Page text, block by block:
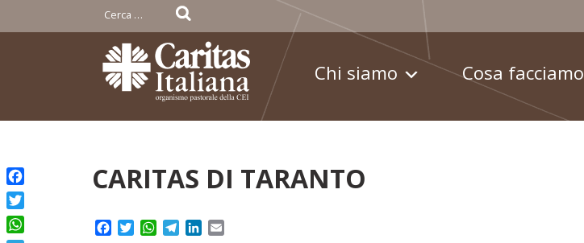
Skip
to
content
Ricerca
per:
Chi siamo Cosa facciamo
CARITAS DI TARANTO
Facebook
TwitterWhatsApp
TelegramLinkedIn
Facebook
Twitter